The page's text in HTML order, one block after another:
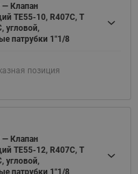
— Клапан
TE55-10, R407C, T
угловой,
патрубки 1"1/8
позиция
— Клапан
TE55-12, R407C, T
угловой,
патрубки 1"1/8